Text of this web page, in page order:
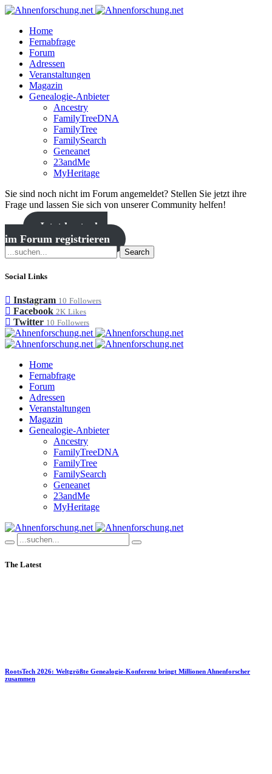
Home
Fernabfrage
Forum
Adressen
Veranstaltungen
Magazin
Genealogie-Anbieter
Ancestry
FamilyTreeDNA
FamilyTree
FamilySearch
Geneanet
23andMe
MyHeritage
Sie sind noch nicht im Forum angemeldet? Stellen Sie jetzt ihre
Frage und lassen Sie sich von unserer Community helfen!
Jetzt kostenlos
im Forum registrieren
Search
Social Links
Instagram 10 Followers
Facebook 2K Likes
Twitter 10 Followers
Home
Fernabfrage
Forum
Adressen
Veranstaltungen
Magazin
Genealogie-Anbieter
Ancestry
FamilyTreeDNA
FamilyTree
FamilySearch
Geneanet
23andMe
MyHeritage
The Latest
RootsTech 2026: Weltgrößte Genealogie-Konferenz bringt Millionen Ahnenforscher
zusammen